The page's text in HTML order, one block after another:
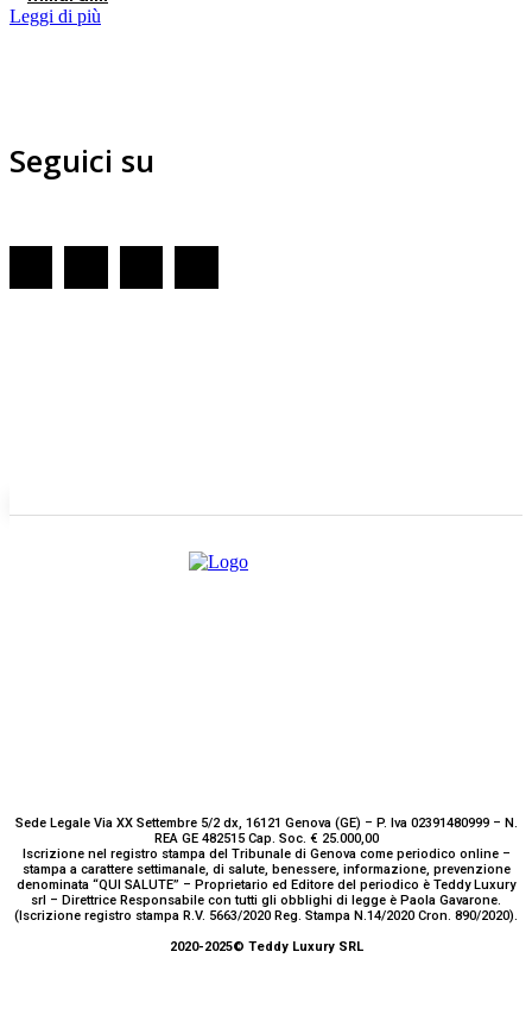
Leggi di più
Seguici su
Sede Legale Via XX Settembre 5/2 dx, 16121 Genova (GE) – P. Iva 02391480999 – N.
REA GE 482515 Cap. Soc. € 25.000,00
Iscrizione nel registro stampa del Tribunale di Genova come periodico online –
stampa a carattere settimanale, di salute, benessere, informazione, prevenzione
denominata “QUI SALUTE” – Proprietario ed Editore del periodico è Teddy Luxury
srl – Direttrice Responsabile con tutti gli obblighi di legge è Paola Gavarone.
(Iscrizione registro stampa R.V. 5663/2020 Reg. Stampa N.14/2020 Cron. 890/2020).
2020-2025© Teddy Luxury SRL